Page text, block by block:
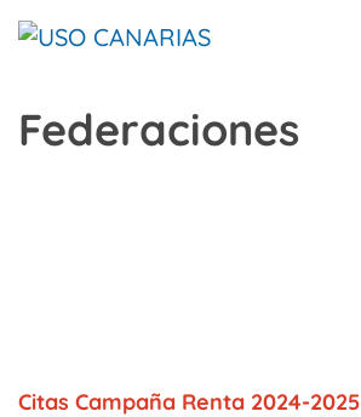
Federaciones
Citas Campaña Renta 2024-2025